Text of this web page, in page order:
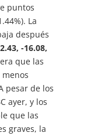
puntos
La
después
-16.08,
que las
pesar de los
ayer, y los
que las
graves, la